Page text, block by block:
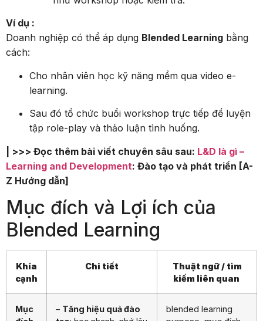
Ví dụ :
Doanh nghiệp có thể áp dụng Blended Learning bằng
cách:
Cho nhân viên học kỹ năng mềm qua video e-
learning.
Sau đó tổ chức buổi workshop trực tiếp để luyện
tập role-play và thảo luận tình huống.
| >>> Đọc thêm bài viết chuyên sâu sau: L&D là gì –
Learning and Development: Đào tạo và phát triển [A-
Z Hướng dẫn]
Mục đích và Lợi ích của
Blended Learning
Khía
cạnh
Chi tiết
Thuật ngữ / tìm
kiếm liên quan
Mục
– Tăng hiệu quả đào
blended learning